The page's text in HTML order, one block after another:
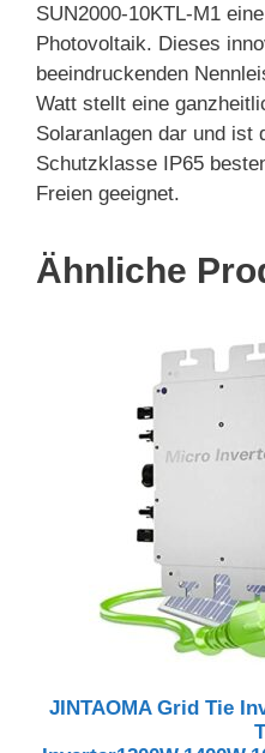
SUN2000-10KTL-M1
Photovoltaik. Dieses
beeindruckenden
Watt stellt eine
Solaranlagen dar und ist
Schutzklasse IP65
Freien geeignet.
Ähnliche
JINTAOMA Grid Tie